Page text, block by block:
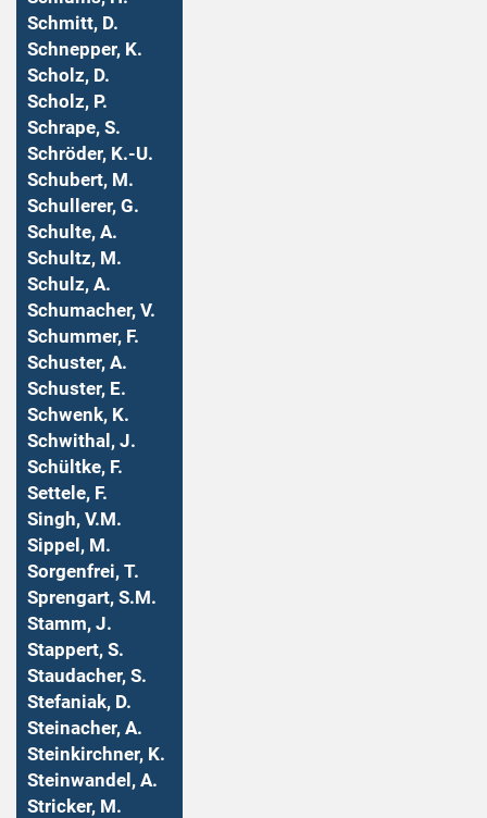
Schmitt, D.
Schnepper, K.
Scholz, D.
Scholz, P.
Schrape, S.
Schröder, K.-U.
Schubert, M.
Schullerer, G.
Schulte, A.
Schultz, M.
Schulz, A.
Schumacher, V.
Schummer, F.
Schuster, A.
Schuster, E.
Schwenk, K.
Schwithal, J.
Schültke, F.
Settele, F.
Singh, V.M.
Sippel, M.
Sorgenfrei, T.
Sprengart, S.M.
Stamm, J.
Stappert, S.
Staudacher, S.
Stefaniak, D.
Steinacher, A.
Steinkirchner, K.
Steinwandel, A.
Stricker, M.